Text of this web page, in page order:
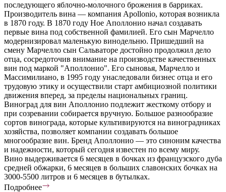
последующего яблочно-молочного брожения в барриках.
Производитель вина — компания Apollonio, которая возникла
в 1870 году. В 1870 году Ное Аполлонио начал создавать
первые вина под собственной фамилией. Его сын Марчелло
модернизировал маленькую винодельню. Пришедший на
смену Марчелло сын Сальваторе достойно продолжил дело
отца, сосредоточив внимание на производстве качественных
вин под маркой "Аполлонио". Его сыновья, Марчелло и
Массимилиано, в 1995 году унаследовали бизнес отца и его
трудовую этику и осуществили старт амбициозной политики
движения вперед, за пределы национальных границ.
Виноград для вин Аполлонио подлежит жесткому отбору и
при созревании собирается вручную. Большое разнообразие
сортов винограда, которые культивируются на виноградниках
хозяйства, позволяет компании создавать большое
многообразие вин. Бренд Аполлонио — это синоним качества
и надежности, который сегодня известен по всему миру.
Вино выдерживается 6 месяцев в бочках из французского дуба
средней обжарки, 6 месяцев в больших славонских бочках на
3000-5500 литров и 6 месяцев в бутылках.
Подробнее